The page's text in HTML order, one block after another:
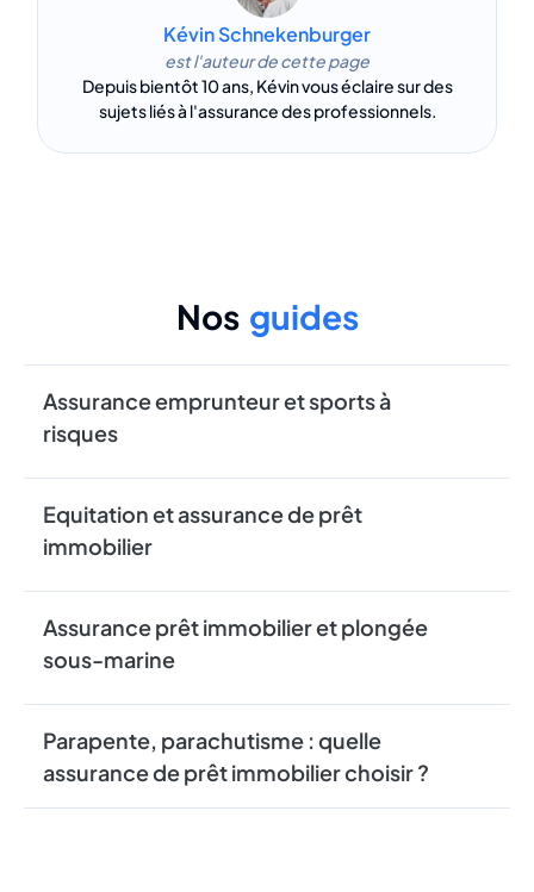
Kévin Schnekenburger
est l'auteur de cette page
Depuis bientôt 10 ans, Kévin vous éclaire sur des
sujets liés à l'assurance des professionnels.
Nos guides
Assurance emprunteur et sports à
risques
Equitation et assurance de prêt
immobilier
Assurance prêt immobilier et plongée
sous-marine
Parapente, parachutisme : quelle
assurance de prêt immobilier choisir ?